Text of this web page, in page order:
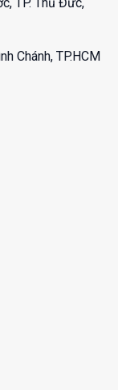
TP. Thủ Đức,
Chánh, TP.HCM